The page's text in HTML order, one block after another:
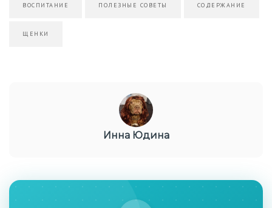
ВОСПИТАНИЕ ПОЛЕЗНЫЕ СОВЕТЫ СОДЕРЖАНИЕ
ЩЕНКИ
Инна Юдина